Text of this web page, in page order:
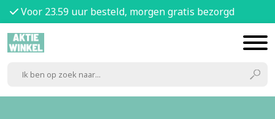
Voor 23.59 uur besteld, morgen gratis bezorgd